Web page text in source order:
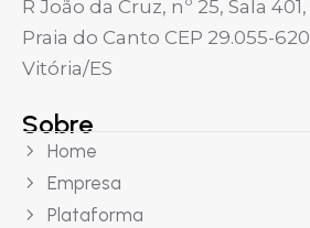
R João da Cruz, nº 25, Sala 401,
Praia do Canto CEP 29.055-620
Vitória/ES
Sobre
Home
Empresa
Plataforma